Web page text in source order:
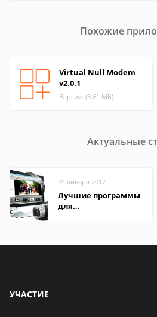
Похожие
Virtual Null Modem
v2.0.1
Версия: (3.61 МБ)
Актуальные
24 января 2017
Лучшие программы
для
УЧАСТИЕ